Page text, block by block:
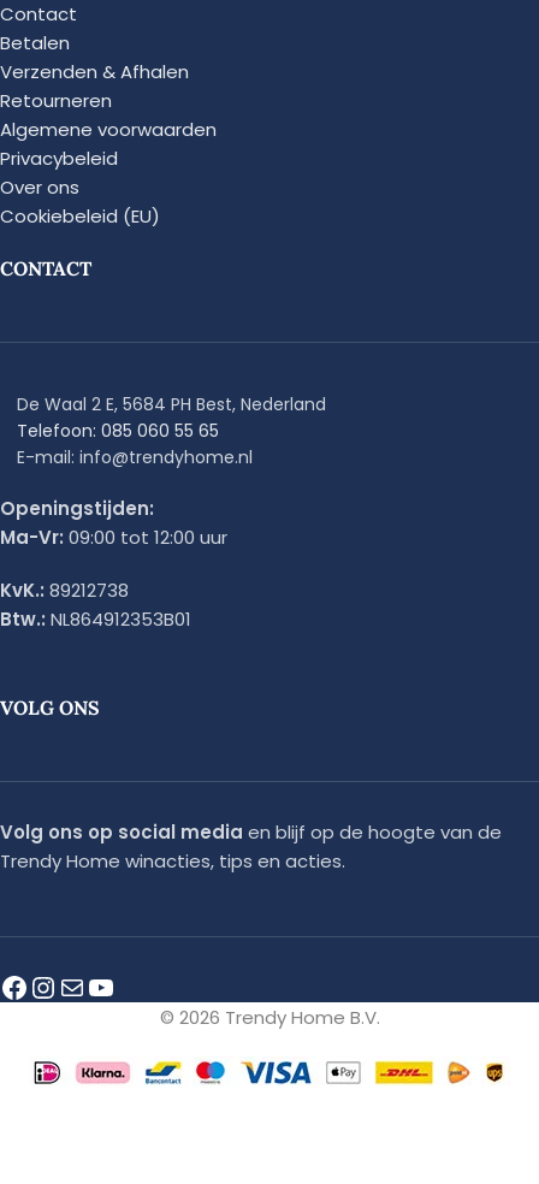
Contact
Betalen
Verzenden & Afhalen
Retourneren
Algemene voorwaarden
Privacybeleid
Over ons
Cookiebeleid (EU)
CONTACT
De Waal 2 E, 5684 PH Best, Nederland
Telefoon: 085 060 55 65
E-mail: info@trendyhome.nl
Openingstijden:
Ma-Vr: 09:00 tot 12:00 uur
KvK.: 89212738
Btw.: NL864912353B01
VOLG ONS
Volg ons op social media en blijf op de hoogte van de
Trendy Home winacties, tips en acties.
© 2026 Trendy Home B.V.